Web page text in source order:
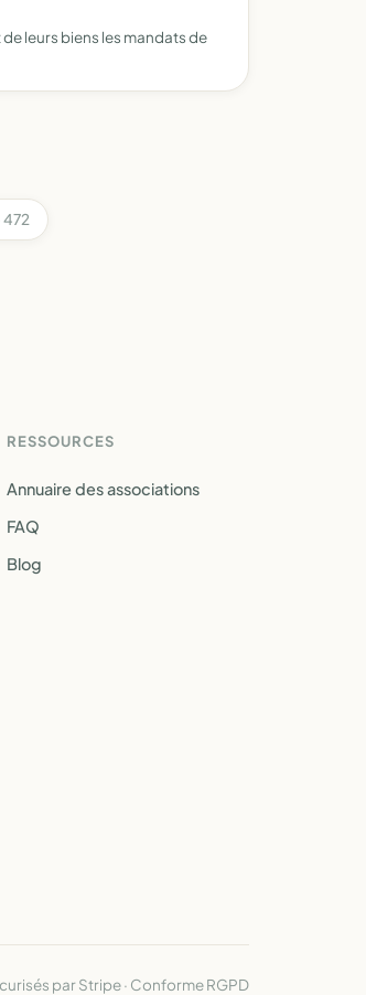
leurs biens les mandats de
472
RESSOURCES
Annuaire des associations
FAQ
Blog
par Stripe · Conforme RGPD